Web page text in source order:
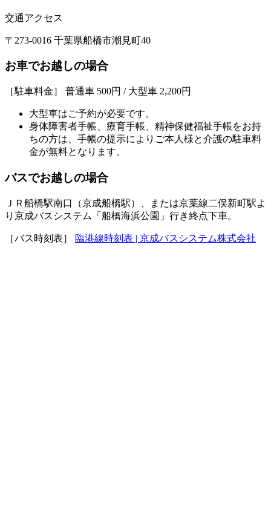
交通アクセス
〒273-0016 千葉県船橋市潮見町40
お車でお越しの場合
［駐車料金］ 普通車 500円 / 大型車 2,200円
大型車はご予約が必要です。
身体障害者手帳、療育手帳、精神保健福祉手帳をお持
ちの方は、手帳の提示によりご本人様と介護の駐車料
金が無料となります。
バスでお越しの場合
ＪＲ船橋駅南口（京成船橋駅）、または京葉線二俣新町駅よ
り京成バスシステム「船橋海浜公園」行き終点下車。
［バス時刻表］ 臨港線時刻表 | 京成バスシステム株式会社